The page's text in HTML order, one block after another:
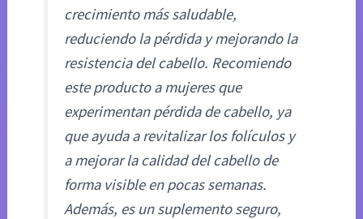
crecimiento más saludable,
reduciendo la pérdida y mejorando la
resistencia del cabello. Recomiendo
este producto a mujeres que
experimentan pérdida de cabello, ya
que ayuda a revitalizar los folículos y
a mejorar la calidad del cabello de
forma visible en pocas semanas.
Además, es un suplemento seguro,